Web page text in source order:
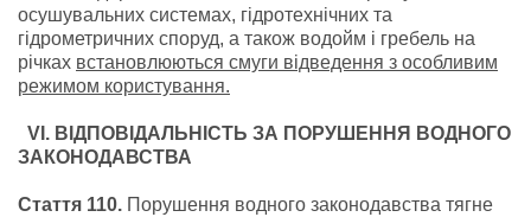
осушувальних системах, гідротехнічних та
гідрометричних споруд, а також водойм і гребель на
річках встановлюються смуги відведення з особливим
режимом користування.
VI . ВІДПОВІДАЛЬНІСТЬ ЗА ПОРУШЕННЯ ВОДНОГО
ЗАКОНОДАВСТВА
Стаття 110. Порушення водного законодавства тягне